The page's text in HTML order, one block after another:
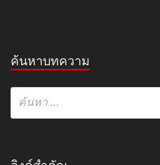
ค้นหาบทความ